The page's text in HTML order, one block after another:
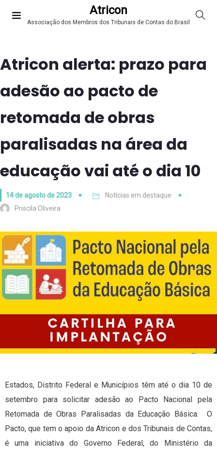
Atricon
Associação dos Membros dos Tribunais de Contas do Brasil
Atricon alerta: prazo para
adesão ao pacto de
retomada de obras
paralisadas na área da
educação vai até o dia 10
14 de agosto de 2023
Notícias em destaque
Priscila Oliveira
Estados, Distrito Federal e Municípios têm até o dia 10 de
setembro para solicitar adesão ao Pacto Nacional pela
Retomada de Obras Paralisadas da Educação Básica. O
Pacto, que tem o apoio da Atricon e dos Tribunais de Contas,
é uma iniciativa do Governo Federal, do Ministério da